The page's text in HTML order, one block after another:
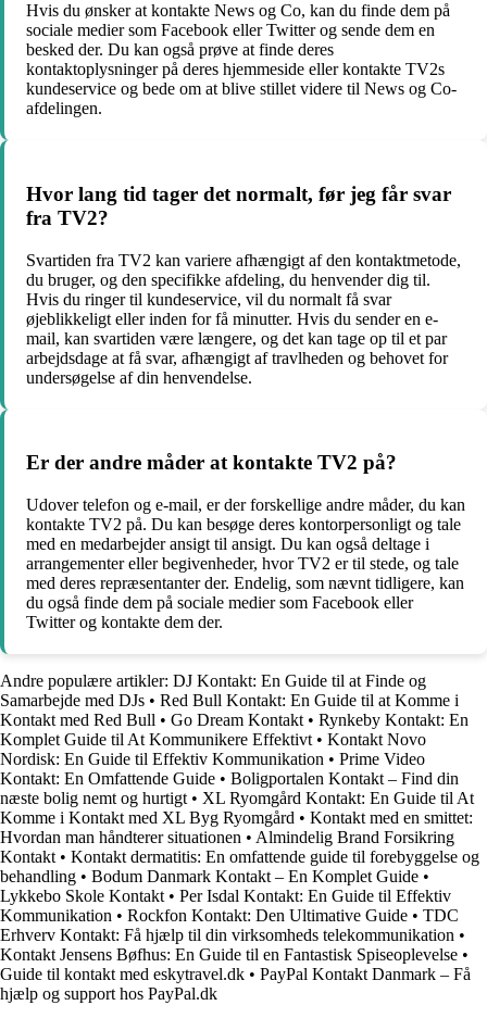
Hvis du ønsker at kontakte News og Co, kan du finde dem på
sociale medier som Facebook eller Twitter og sende dem en
besked der. Du kan også prøve at finde deres
kontaktoplysninger på deres hjemmeside eller kontakte TV2s
kundeservice og bede om at blive stillet videre til News og Co-
afdelingen.
Hvor lang tid tager det normalt, før jeg får svar
fra TV2?
Svartiden fra TV2 kan variere afhængigt af den kontaktmetode,
du bruger, og den specifikke afdeling, du henvender dig til.
Hvis du ringer til kundeservice, vil du normalt få svar
øjeblikkeligt eller inden for få minutter. Hvis du sender en e-
mail, kan svartiden være længere, og det kan tage op til et par
arbejdsdage at få svar, afhængigt af travlheden og behovet for
undersøgelse af din henvendelse.
Er der andre måder at kontakte TV2 på?
Udover telefon og e-mail, er der forskellige andre måder, du kan
kontakte TV2 på. Du kan besøge deres kontorpersonligt og tale
med en medarbejder ansigt til ansigt. Du kan også deltage i
arrangementer eller begivenheder, hvor TV2 er til stede, og tale
med deres repræsentanter der. Endelig, som nævnt tidligere, kan
du også finde dem på sociale medier som Facebook eller
Twitter og kontakte dem der.
Andre populære artikler: DJ Kontakt: En Guide til at Finde og
Samarbejde med DJs • Red Bull Kontakt: En Guide til at Komme i
Kontakt med Red Bull • Go Dream Kontakt • Rynkeby Kontakt: En
Komplet Guide til At Kommunikere Effektivt • Kontakt Novo
Nordisk: En Guide til Effektiv Kommunikation • Prime Video
Kontakt: En Omfattende Guide • Boligportalen Kontakt – Find din
næste bolig nemt og hurtigt • XL Ryomgård Kontakt: En Guide til At
Komme i Kontakt med XL Byg Ryomgård • Kontakt med en smittet:
Hvordan man håndterer situationen • Almindelig Brand Forsikring
Kontakt • Kontakt dermatitis: En omfattende guide til forebyggelse og
behandling • Bodum Danmark Kontakt – En Komplet Guide •
Lykkebo Skole Kontakt • Per Isdal Kontakt: En Guide til Effektiv
Kommunikation • Rockfon Kontakt: Den Ultimative Guide • TDC
Erhverv Kontakt: Få hjælp til din virksomheds telekommunikation •
Kontakt Jensens Bøfhus: En Guide til en Fantastisk Spiseoplevelse •
Guide til kontakt med eskytravel.dk • PayPal Kontakt Danmark – Få
hjælp og support hos PayPal.dk